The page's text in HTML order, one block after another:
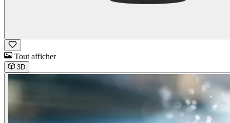
Tout afficher
3D